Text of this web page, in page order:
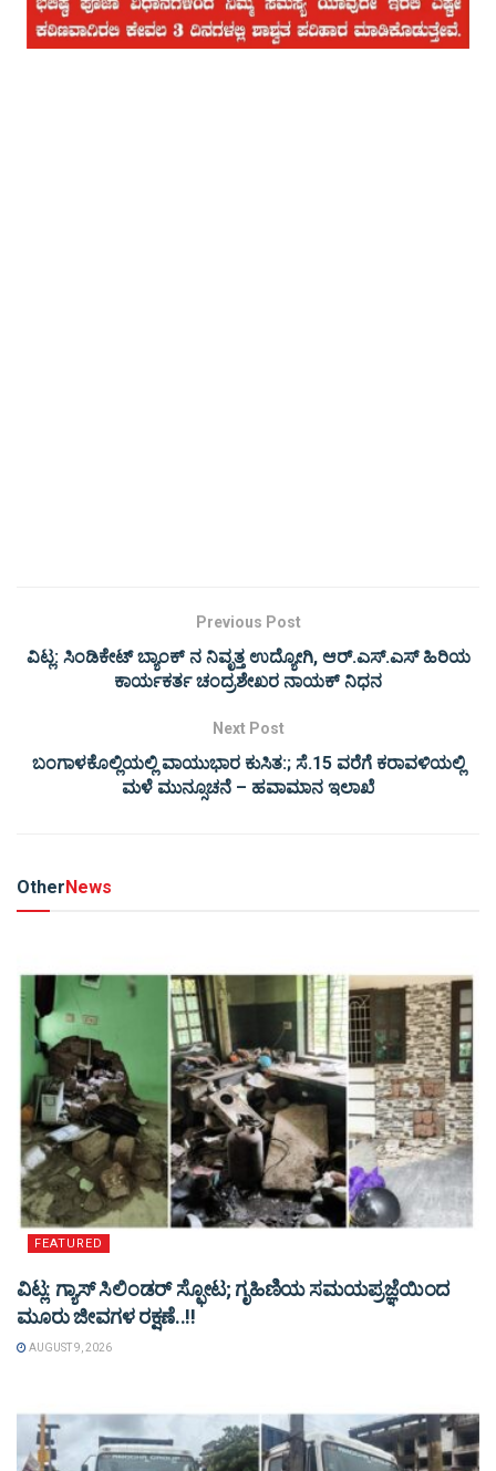
Previous Post
ವಿಟ್ಲ: ಸಿಂಡಿಕೇಟ್ ಬ್ಯಾಂಕ್ ನ ನಿವೃತ್ತ ಉದ್ಯೋಗಿ, ಆರ್.ಎಸ್.ಎಸ್ ಹಿರಿಯ
ಕಾರ್ಯಕರ್ತ ಚಂದ್ರಶೇಖರ ನಾಯಕ್ ನಿಧನ
Next Post
ಬಂಗಾಳಕೊಲ್ಲಿಯಲ್ಲಿ ವಾಯುಭಾರ ಕುಸಿತ:; ಸೆ.15 ವರೆಗೆ ಕರಾವಳಿಯಲ್ಲಿ
ಮಳೆ ಮುನ್ಸೂಚನೆ – ಹವಾಮಾನ ಇಲಾಖೆ
OtherNews
FEATURED
ವಿಟ್ಲ: ಗ್ಯಾಸ್ ಸಿಲಿಂಡರ್ ಸ್ಫೋಟ; ಗೃಹಿಣಿಯ ಸಮಯಪ್ರಜ್ಞೆಯಿಂದ
ಮೂರು ಜೀವಗಳ ರಕ್ಷಣೆ..!!
AUGUST 9, 2026